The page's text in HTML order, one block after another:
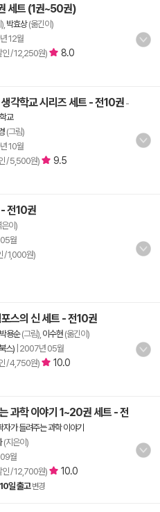
세트 (1권~50권)
박효상(옮긴이)
12월
인 / 12,250원)
8.0
각학교 시리즈 세트 - 전10권 -
교
(그림)
10월
/ 5,500원)
9.5
전10권
이)
월
/ 1,000원)
스의 신 세트 - 전10권
박용순(그림), 이수현 (옮긴이)
스) 2007년 05월
/ 4,750원)
10.0
과학 이야기 1~20권 세트 - 전
자가 들려주는 과학 이야기
(지은이)
월
인 / 12,700원) 10.0
일 출고 변경